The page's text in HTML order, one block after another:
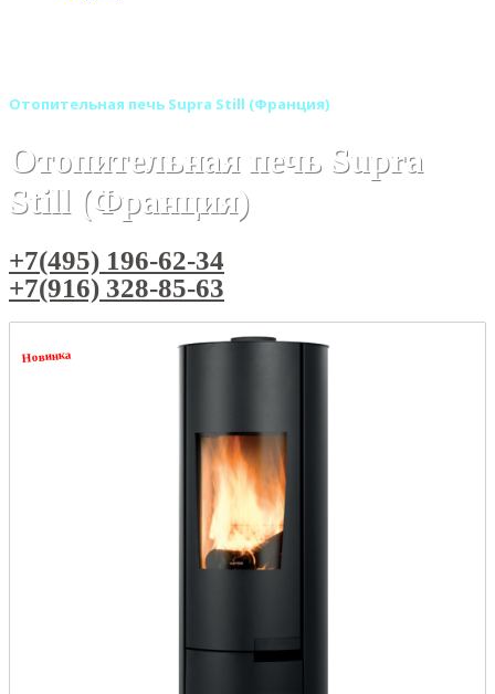
Отопительная печь Supra Still (Франция)
Отопительная печь Supra
Still (Франция)
+7(495) 196-62-34
+7(916) 328-85-63
Новинка